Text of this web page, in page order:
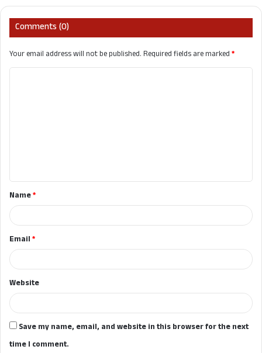
Comments (0)
Your email address will not be published.Required fields are marked*
t
*Name*
Email*
Website
Save my name, email, and website in this browser for the next
time I comment.